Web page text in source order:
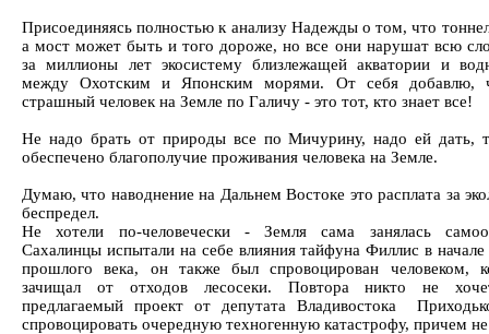
Присоединяясь полностью к анализу Надежды о том, что
а мост может быть и того дороже, но все они нарушат всю
за миллионы лет экосистему близлежащей акватории и
между Охотским и Японским морями. От себя добавлю,
страшный человек на Земле по Галичу - это тот, кто знает все!
Не надо брать от природы все по Мичурину, надо ей дать,
обеспечено благополучие проживания человека на Земле.
Думаю, что наводнение на Дальнем Востоке это расплата за
беспредел.
Не хотели по-человечески - Земля сама занялась
Сахалинцы испытали на себе влияния тайфуна Филлис в
прошлого века, он также был спровоцирован человеком,
зачищал от отходов лесосеки. Повтора никто не
предлагаемый проект от депутата Владивостока
спровоцировать очередную техногенную катастрофу, причем